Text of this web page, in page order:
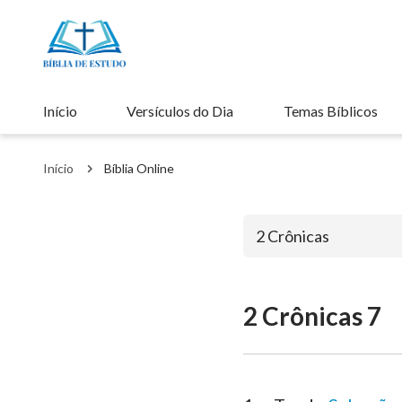
Início Versículos do Dia Temas Bíblicos
Início Bíblia Online
2 Crônicas
Antigo
2 Crônicas 7